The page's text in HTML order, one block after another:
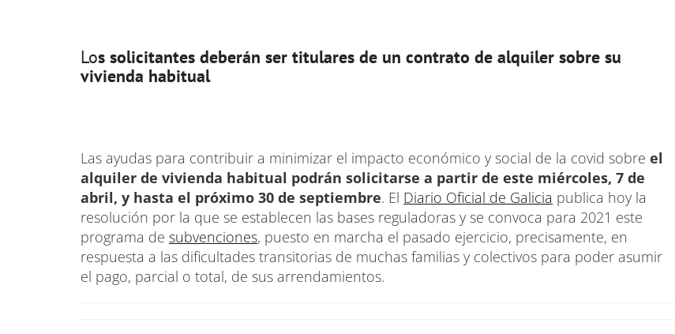
Los solicitantes deberán ser titulares de un contrato de alquiler sobre su
vivienda habitual
Las ayudas para contribuir a minimizar el impacto económico y social de la covid sobre el
alquiler de vivienda habitual podrán solicitarse a partir de este miércoles, 7 de
abril, y hasta el próximo 30 de septiembre. El Diario Oficial de Galicia publica hoy la
resolución por la que se establecen las bases reguladoras y se convoca para 2021 este
programa de subvenciones, puesto en marcha el pasado ejercicio, precisamente, en
respuesta a las dificultades transitorias de muchas familias y colectivos para poder asumir
el pago, parcial o total, de sus arrendamientos.